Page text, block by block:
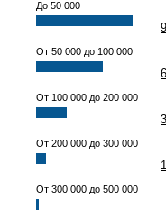
До 50 000
От 50 000 до 100 000
От 100 000 до 200 000
От 200 000 до 300 000
От 300 000 до 500 000